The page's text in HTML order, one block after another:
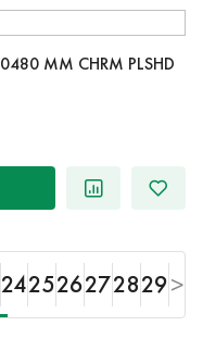
Мебельная ручка SY8545 0480 CR 0480 MM CHRM PLSHD
242526272829>